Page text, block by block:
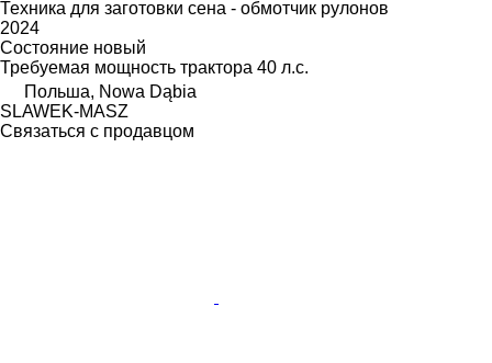
Техника для заготовки сена - обмотчик рулонов
2024
Состояние новый
Требуемая мощность трактора 40 л.с.
Польша, Nowa Dąbia
SLAWEK-MASZ
Связаться с продавцом